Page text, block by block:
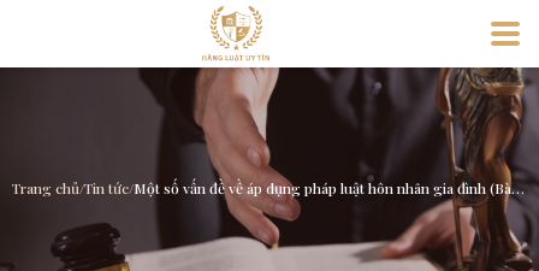
Trang chủ/Tin tức/ Một số vấn đề về áp dụng pháp luật hôn nhân gia đình (Bài 2): Chia tài sản chung trong thời kỳ hôn nhân đang tồn tại